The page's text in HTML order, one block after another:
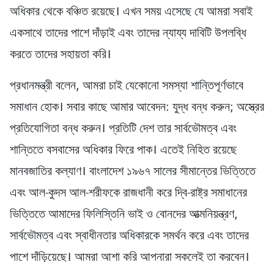
অধিকার থেকে বঞ্চিত রয়েছে। এখন সময় এসেছে যে আমরা সবাই
একসাথে তাদের পাশে দাঁড়াই এবং তাদের ন্যায্য দাবিটি উপলব্ধি
করতে তাদের সহায়তা করি।
প্রধানমন্ত্রী বলেন, আমরা চাই যেকোনো সমস্যা শান্তিপূর্ণভাবে
সমাধান হোক। সবার কাছে আমার আবেদন: যুদ্ধ বন্ধ করুন; অস্ত্রের
প্রতিযোগিতা বন্ধ করুন। প্রতিটি দেশ তার সার্বভৌমত্ব এবং
শান্তিতে বসবাসের অধিকার ফিরে পাক। এতেই নিহিত রয়েছে
মানবজাতির কল্যাণ। বাংলাদেশ ১৯৬৭ সালের সীমান্তের ভিত্তিতে
এবং আল-কুদস আল-শরীফকে রাজধানী করে দ্বি-রাষ্ট্র সমাধানের
ভিত্তিতে আমাদের ফিলিস্তিনি ভাই ও বোনদের আত্মনিয়ন্ত্রণ,
সার্বভৌমত্ব এবং স্বাধীনতার অধিকারকে সমর্থন করে এবং তাদের
পাশে দাঁড়িয়েছে। আমরা আশা করি আপনারা সকলেই তা করবেন।